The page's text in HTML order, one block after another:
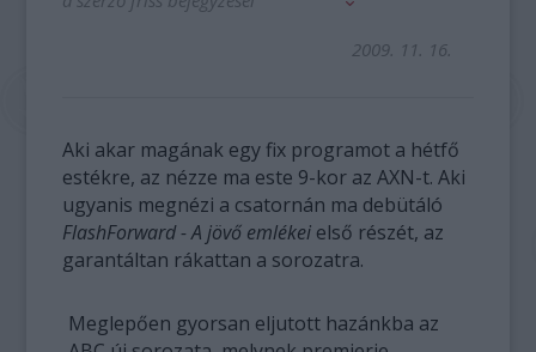
2009. 11. 16.
Aki akar magának egy fix programot a hétfő
estékre, az nézze ma este 9-kor az AXN-t. Aki
ugyanis megnézi a csatornán ma debütáló
FlashForward - A jövő emlékei első részét, az
garantáltan rákattan a sorozatra.
Meglepően gyorsan eljutott hazánkba az